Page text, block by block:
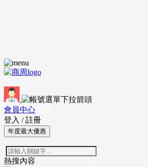
會員中心
登入 / 註冊
年度最大優惠
熱搜內容